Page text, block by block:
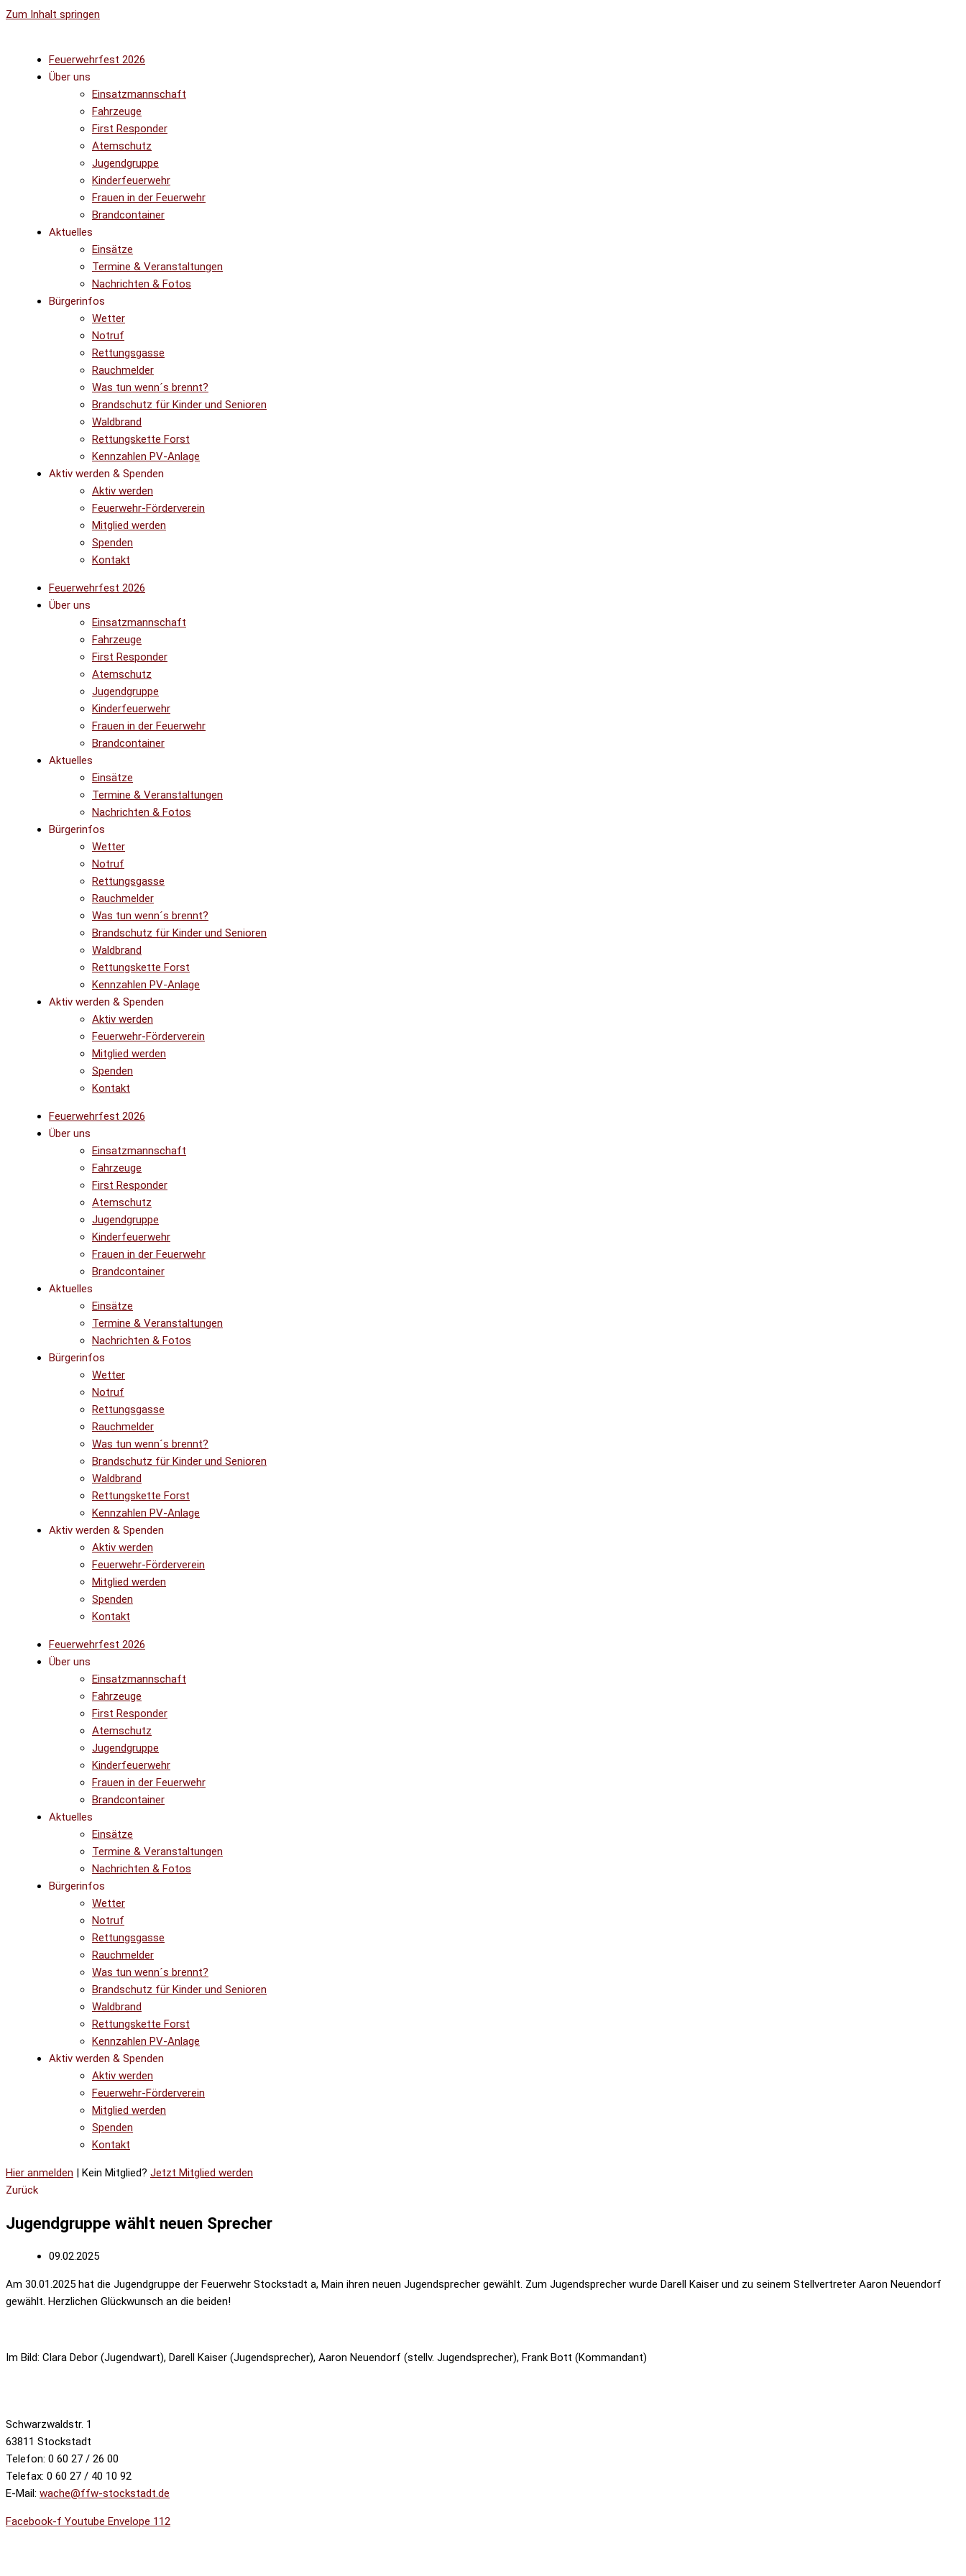
Zum Inhalt springen
Feuerwehrfest 2026
Über uns
Einsatzmannschaft
Fahrzeuge
First Responder
Atemschutz
Jugendgruppe
Kinderfeuerwehr
Frauen in der Feuerwehr
Brandcontainer
Aktuelles
Einsätze
Termine & Veranstaltungen
Nachrichten & Fotos
Bürgerinfos
Wetter
Notruf
Rettungsgasse
Rauchmelder
Was tun wenn´s brennt?
Brandschutz für Kinder und Senioren
Waldbrand
Rettungskette Forst
Kennzahlen PV-Anlage
Aktiv werden & Spenden
Aktiv werden
Feuerwehr-Förderverein
Mitglied werden
Spenden
Kontakt
Feuerwehrfest 2026
Über uns
Einsatzmannschaft
Fahrzeuge
First Responder
Atemschutz
Jugendgruppe
Kinderfeuerwehr
Frauen in der Feuerwehr
Brandcontainer
Aktuelles
Einsätze
Termine & Veranstaltungen
Nachrichten & Fotos
Bürgerinfos
Wetter
Notruf
Rettungsgasse
Rauchmelder
Was tun wenn´s brennt?
Brandschutz für Kinder und Senioren
Waldbrand
Rettungskette Forst
Kennzahlen PV-Anlage
Aktiv werden & Spenden
Aktiv werden
Feuerwehr-Förderverein
Mitglied werden
Spenden
Kontakt
Feuerwehrfest 2026
Über uns
Einsatzmannschaft
Fahrzeuge
First Responder
Atemschutz
Jugendgruppe
Kinderfeuerwehr
Frauen in der Feuerwehr
Brandcontainer
Aktuelles
Einsätze
Termine & Veranstaltungen
Nachrichten & Fotos
Bürgerinfos
Wetter
Notruf
Rettungsgasse
Rauchmelder
Was tun wenn´s brennt?
Brandschutz für Kinder und Senioren
Waldbrand
Rettungskette Forst
Kennzahlen PV-Anlage
Aktiv werden & Spenden
Aktiv werden
Feuerwehr-Förderverein
Mitglied werden
Spenden
Kontakt
Feuerwehrfest 2026
Über uns
Einsatzmannschaft
Fahrzeuge
First Responder
Atemschutz
Jugendgruppe
Kinderfeuerwehr
Frauen in der Feuerwehr
Brandcontainer
Aktuelles
Einsätze
Termine & Veranstaltungen
Nachrichten & Fotos
Bürgerinfos
Wetter
Notruf
Rettungsgasse
Rauchmelder
Was tun wenn´s brennt?
Brandschutz für Kinder und Senioren
Waldbrand
Rettungskette Forst
Kennzahlen PV-Anlage
Aktiv werden & Spenden
Aktiv werden
Feuerwehr-Förderverein
Mitglied werden
Spenden
Kontakt
Hier anmelden | Kein Mitglied? Jetzt Mitglied werden
Zurück
Jugendgruppe wählt neuen Sprecher
09.02.2025
Am 30.01.2025 hat die Jugendgruppe der Feuerwehr Stockstadt a, Main ihren neuen Jugendsprecher gewählt. Zum Jugendsprecher wurde Darell Kaiser und zu seinem Stellvertreter Aaron Neuendorf
gewählt. Herzlichen Glückwunsch an die beiden!
Im Bild: Clara Debor (Jugendwart), Darell Kaiser (Jugendsprecher), Aaron Neuendorf (stellv. Jugendsprecher), Frank Bott (Kommandant)
Schwarzwaldstr. 1
63811 Stockstadt
Telefon: 0 60 27 / 26 00
Telefax: 0 60 27 / 40 10 92
E-Mail: wache@ffw-stockstadt.de
Facebook-f Youtube Envelope 112